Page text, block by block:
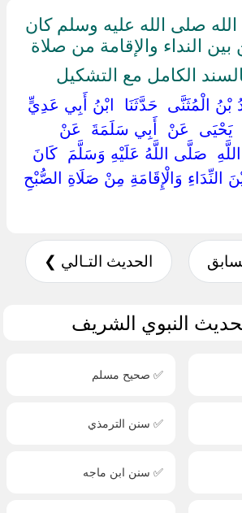
صلى الله عليه وسلم كان
النداء والإقامة من صلاة
الكامل مع التشكيل
بْنُ الْمُثَنَّى ‏ ‏حَدَّثَنَا ‏ ‏ابْنُ أَبِي عَدِيٍّ
‏عَنْ ‏ ‏أَبِي سَلَمَةَ ‏ ‏عَنْ
‏صَلَّى اللَّهُ عَلَيْهِ وَسَلَّمَ ‏ ‏كَانَ
النِّدَاءِ وَالْإِقَامَةِ مِنْ صَلَاةِ الصُّبْحِ
الحديث التـالي ❯
النبوي الشريف
✅ صحيح مسلم
✅ سنن الترمذي
✅ سنن ابن ماجه